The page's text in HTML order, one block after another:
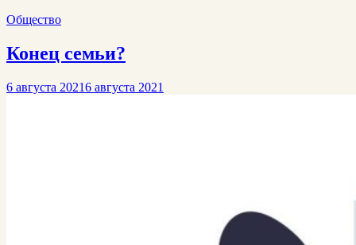
Общество
Конец семьи?
6 августа 20216 августа 2021